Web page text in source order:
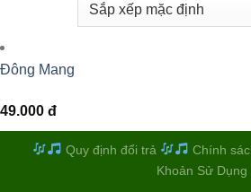
Đông Mang
49.000 đ
Quy định đổi trả Chính
Khoản Sử Dụng